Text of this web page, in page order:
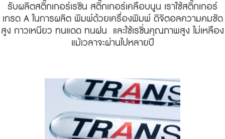
รับผลิตสติ๊กเกอร์เรซิน สติ๊กเกอร์เคลือบนูน เราใช้สติ๊กเกอร์
เกรด A ในการผลิต พิมพ์ด้วยเครื่องพิมพ์ ดิจิตอลความคมชัด
สูง กาวเหนียว ทนแดด ทนฝน และใช้เรซิ่นคุณภาพสูง ไม่เหลือง
แม้เวลาจะผ่านไปหลายปี